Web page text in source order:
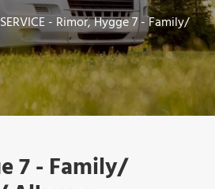
- Rimor, Hygge 7 - Family/
7 - Family/